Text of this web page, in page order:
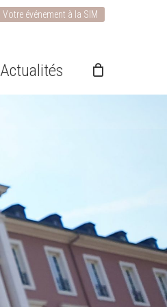
Votre événement à la SIM
Actualités